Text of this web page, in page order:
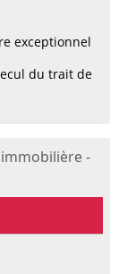
exceptionnel
du trait de
-